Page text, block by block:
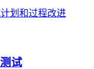
划和过程改进
试